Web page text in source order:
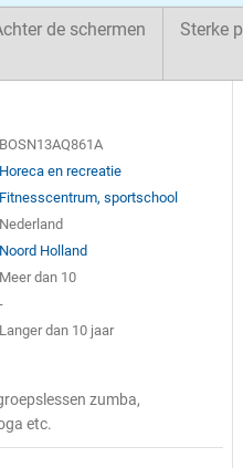
de schermen Sterke
BOSN13AQ861A
Horeca en recreatie
Fitnesscentrum, sportschool
Nederland
Noord Holland
Meer dan 10
-
Langer dan 10 jaar
zumba,
etc.